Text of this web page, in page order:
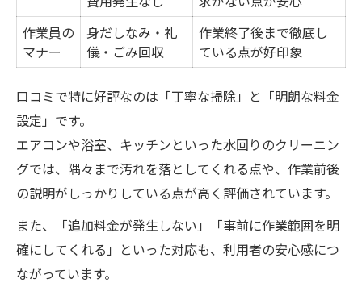
作業員の
マナー
身だしなみ・礼
儀・ごみ回収
作業終了後まで徹底し
ている点が好印象
口コミで特に好評なのは「丁寧な掃除」と「明朗な料金
設定」です。
エアコンや浴室、キッチンといった水回りのクリーニン
グでは、隅々まで汚れを落としてくれる点や、作業前後
の説明がしっかりしている点が高く評価されています。
また、「追加料金が発生しない」「事前に作業範囲を明
確にしてくれる」といった対応も、利用者の安心感につ
ながっています。